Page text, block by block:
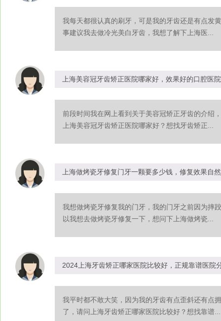
我每天都很认真的刷牙，可是我的牙齿还是有点发
事建议我去做冷光美白牙齿，我想了解下上海医...
上海美容冠牙齿矫正医院哪家好，效果好的口腔医
前段时间我在网上看到关于美容冠矫正牙齿的介绍
上海美容冠牙齿矫正医院哪家好？想找牙齿矫正...
上海做烤瓷牙修复门牙一颗要多少钱，修复效果自
我想做烤瓷牙修复我的门牙，我的门牙之前因为摔
以我想去做烤瓷牙修复一下，想问下上海做烤瓷...
2024上海牙齿矫正哪家医院比较好，正规靠谱医院
我平时都不敢大笑，因为我的牙齿有点歪斜还有点
了，请问上海牙齿矫正哪家医院比较好？想找靠谱...